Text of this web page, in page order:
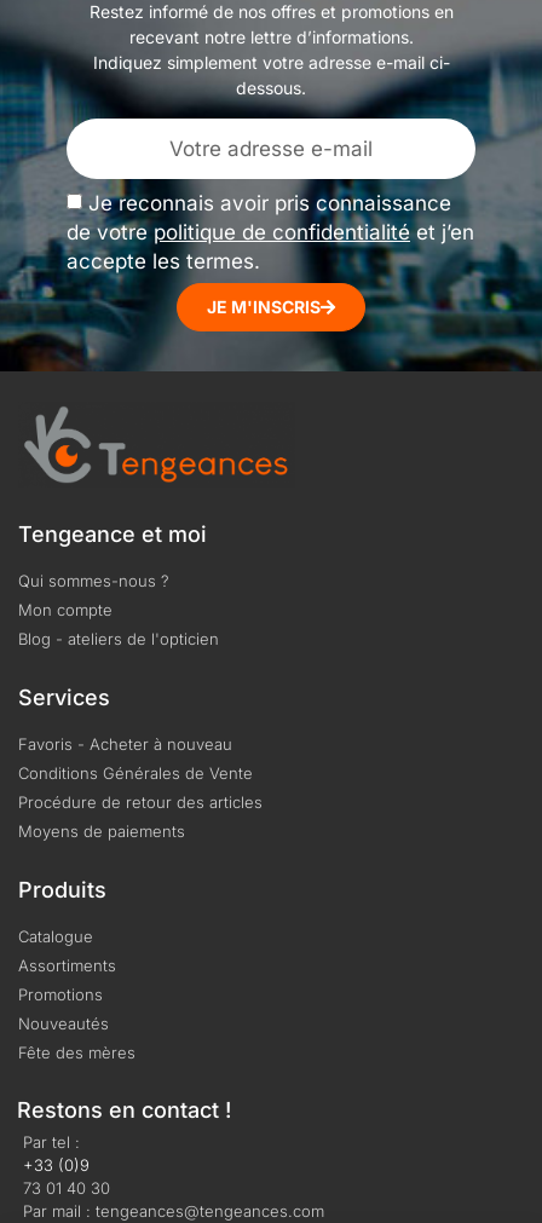
Restez informé de nos offres et promotions en
recevant notre lettre d’informations.
Indiquez simplement votre adresse e-mail ci-
dessous.
Je reconnais avoir pris connaissance
de votrepolitique de confidentialitéet j’en
accepte les termes.
JE M'INSCRIS
Tengeance et moi
Qui sommes-nous ?
Mon compte
Blog - ateliers de l'opticien
Services
Favoris - Acheter à nouveau
Conditions Générales de Vente
Procédure de retour des articles
Moyens de paiements
Produits
Catalogue
Assortiments
Promotions
Nouveautés
Fête des mères
Restons en contact !
Par tel :
+33 (0)9
73 01 40 30
Par mail : tengeances@tengeances.com